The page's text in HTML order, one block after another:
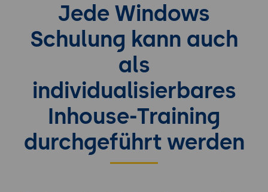
Jede Windows
Schulung kann auch
als
individualisierbares
Inhouse-Training
durchgeführt werden